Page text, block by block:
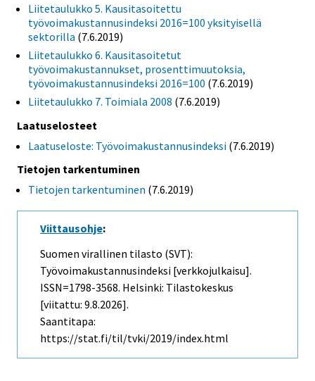
Liitetaulukko 5. Kausitasoitettu
työvoimakustannusindeksi 2016=100 yksityisellä
sektorilla (7.6.2019)
Liitetaulukko 6. Kausitasoitetut
työvoimakustannukset, prosenttimuutoksia,
työvoimakustannusindeksi 2016=100 (7.6.2019)
Liitetaulukko 7. Toimiala 2008 (7.6.2019)
Laatuselosteet
Laatuseloste: Työvoimakustannusindeksi (7.6.2019)
Tietojen tarkentuminen
Tietojen tarkentuminen (7.6.2019)
Viittausohje:
Suomen virallinen tilasto (SVT):
Työvoimakustannusindeksi [verkkojulkaisu].
ISSN=1798-3568. Helsinki: Tilastokeskus
[viitattu: 9.8.2026].
Saantitapa:
https://stat.fi/til/tvki/2019/index.html